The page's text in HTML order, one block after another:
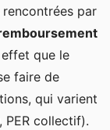
par
que le
faire de
qui varient
PER collectif).